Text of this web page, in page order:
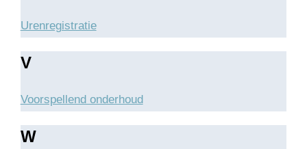
Urenregistratie
V
Voorspellend onderhoud
W